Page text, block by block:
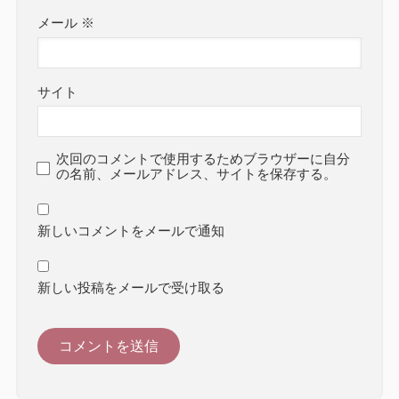
メール ※
サイト
次回のコメントで使用するためブラウザーに自分
の名前、メールアドレス、サイトを保存する。
新しいコメントをメールで通知
新しい投稿をメールで受け取る